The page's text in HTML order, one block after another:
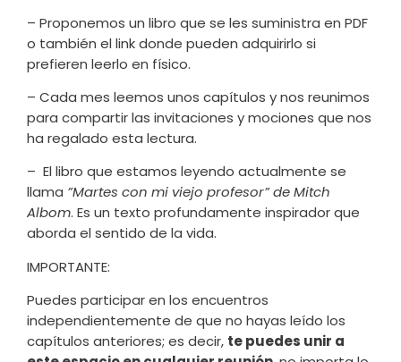
– Proponemos un libro que se les suministra en PDF
o también el link donde pueden adquirirlo si
prefieren leerlo en físico.
– ⁠Cada mes leemos unos capítulos y nos reunimos
para compartir las invitaciones y mociones que nos
ha regalado esta lectura.
– ⁠ El libro que estamos leyendo actualmente se
llama ”Martes con mi viejo profesor” de Mitch
Albom. Es un texto profundamente inspirador que
aborda el sentido de la vida.
IMPORTANTE:
Puedes participar en los encuentros
independientemente de que no hayas leído los
capítulos anteriores; es decir, te puedes unir a